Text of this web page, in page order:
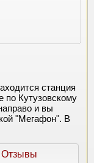
станция
по Кутузовскому
и вы
"Мегафон". В
Отзывы